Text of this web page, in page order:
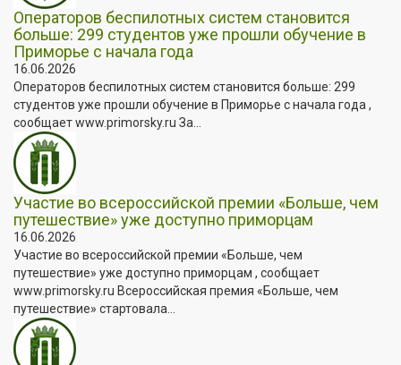
Операторов беспилотных систем становится
больше: 299 студентов уже прошли обучение в
Приморье с начала года
16.06.2026
Операторов беспилотных систем становится больше: 299
студентов уже прошли обучение в Приморье с начала года ,
сообщает www.primorsky.ru За...
Участие во всероссийской премии «Больше, чем
путешествие» уже доступно приморцам
16.06.2026
Участие во всероссийской премии «Больше, чем
путешествие» уже доступно приморцам , сообщает
www.primorsky.ru Всероссийская премия «Больше, чем
путешествие» стартовала...